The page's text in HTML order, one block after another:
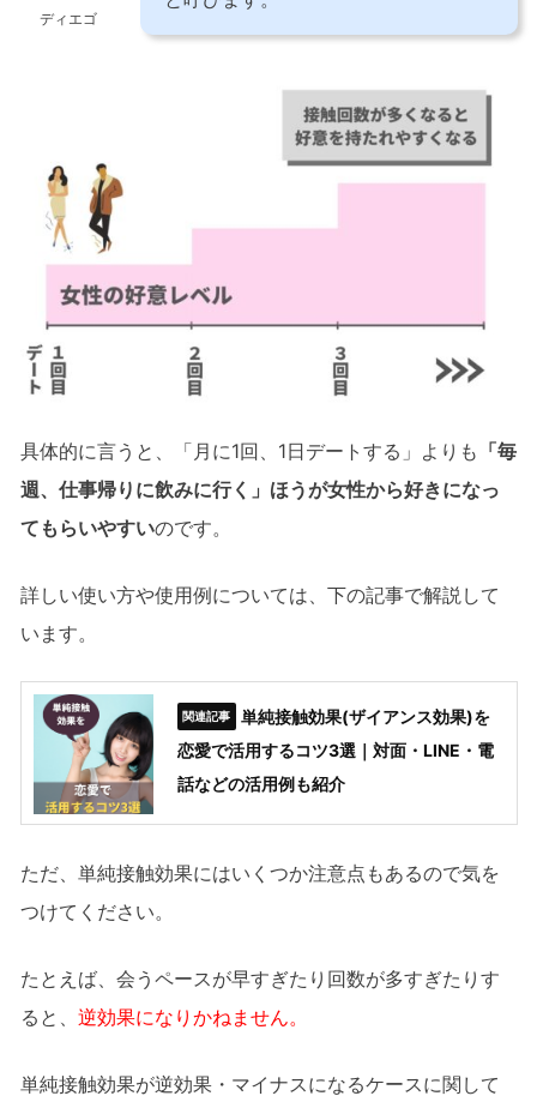
ディエゴ
具体的に言うと、「月に1回、1日デートする」よりも 「毎
週、仕事帰りに飲みに行く」ほうが女性から好きになっ
てもらいやすいのです。
詳しい使い方や使用例については、下の記事で解説して
います。
単純接触効果(ザイアンス効果)を
恋愛で活用するコツ3選｜対面・LINE・電
話などの活用例も紹介
ただ、単純接触効果にはいくつか注意点もあるので気を
つけてください。
たとえば、会うペースが早すぎたり回数が多すぎたりす
ると、 逆効果になりかねません。
単純接触効果が逆効果・マイナスになるケースに関して